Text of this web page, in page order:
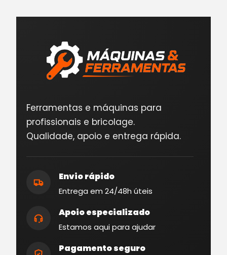
Ferramentas e máquinas para
profissionais e bricolage.
Qualidade, apoio e entrega rápida.
Envio rápido
Entrega em 24/48h úteis
Apoio especializado
Estamos aqui para ajudar
Pagamento seguro